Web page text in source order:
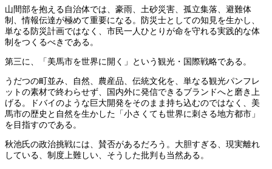
山間部を抱える自治体では、豪雨、土砂災害、孤立集落、避難体
制、情報伝達が極めて重要になる。防災士としての知見を生かし、
単なる防災計画ではなく、市民一人ひとりが命を守れる実践的な体
制をつくるべきである。
第三に、「美馬市を世界に開く」という観光・国際戦略である。
うだつの町並み、自然、農産品、伝統文化を、単なる観光パンフレ
ットの素材で終わらせず、国内外に発信できるブランドへと磨き上
げる。ドバイのような巨大開発をそのまま持ち込むのではなく、美
馬市の歴史と自然を生かした「小さくても世界に刺さる地方都市」
を目指すのである。
秋池氏の政治挑戦には、賛否があるだろう。大胆すぎる、現実離れ
している、制度上難しい、そうした批判も当然ある。